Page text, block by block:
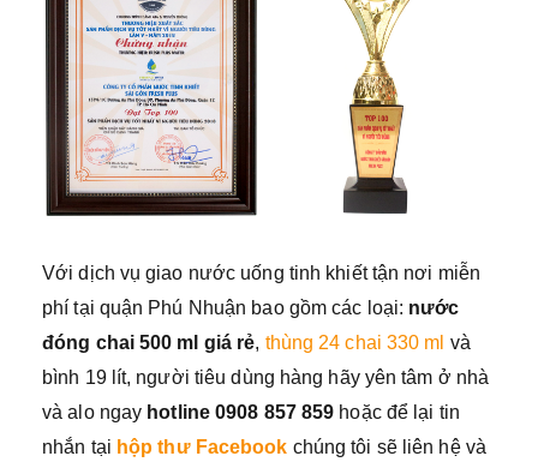
Với dịch vụ giao nước uống tinh khiết tận nơi miễn
phí tại quận Phú Nhuận bao gồm các loại: nước
đóng chai 500 ml giá rẻ, thùng 24 chai 330 ml và
bình 19 lít, người tiêu dùng hàng hãy yên tâm ở nhà
và alo ngay hotline 0908 857 859 hoặc để lại tin
nhắn tại hộp thư Facebook chúng tôi sẽ liên hệ và